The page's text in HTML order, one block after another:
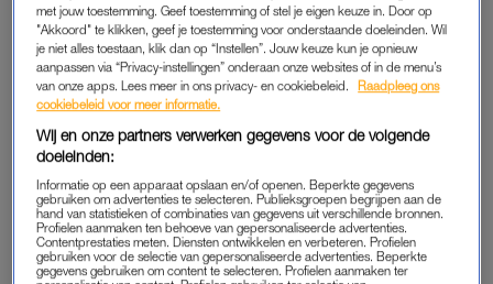
ZES DODELIJKE SLACHTOFFERS
Vijf van hen kwamen niet meer boven. Een zesde slachtoffer is
een reddingsduiker die tijdens de zoektocht om het leven
kwam. Onder de slachtoffers zijn hoogleraar Monica
Montefalcone (51) en haar dochter Giorgia Sommacal (20).
Sono stati individuati i corpi dei quattro sub italiani
morti durante un’immersione in una grotta alle
Maldive. Lo riferiscono fonti locali. Stamattina
met jouw toestemming. Geef toestemming of stel je eigen keuze in. Door op
"Akkoord" te klikken, geef je toestemming voor onderstaande doeleinden. Wil
je niet alles toestaan, klik dan op “Instellen”. Jouw keuze kun je opnieuw
aanpassen via “Privacy-instellingen” onderaan onze websites of in de menu’s
van onze apps. Lees meer in ons privacy- en cookiebeleid.
Raadpleeg ons
cookiebeleid voor meer informatie.
Wij en onze partners verwerken gegevens voor de volgende
doeleinden:
Informatie op een apparaat opslaan en/of openen. Beperkte gegevens
gebruiken om advertenties te selecteren. Publieksgroepen begrijpen aan de
hand van statistieken of combinaties van gegevens uit verschillende bronnen.
Profielen aanmaken ten behoeve van gepersonaliseerde advertenties.
Contentprestaties meten. Diensten ontwikkelen en verbeteren. Profielen
gebruiken voor de selectie van gepersonaliseerde advertenties. Beperkte
gegevens gebruiken om content te selecteren. Profielen aanmaken ter